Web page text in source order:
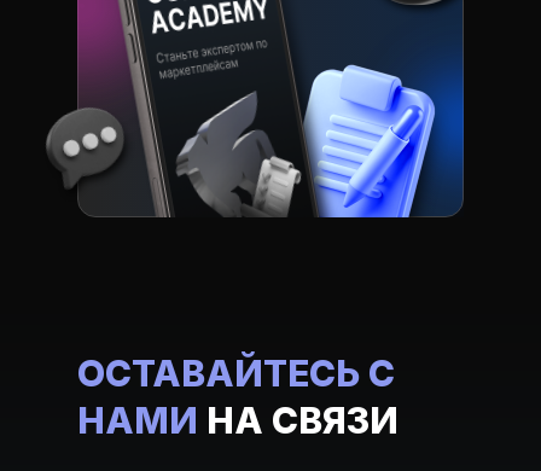
ОСТАВАЙТЕСЬ С
НАМИ НА СВЯЗИ